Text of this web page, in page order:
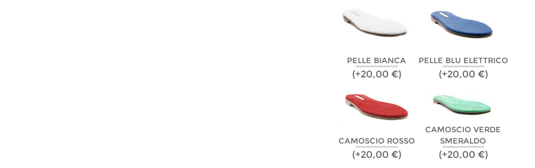
PELLE BIANCA
(+20,00 €)
PELLE BLU ELETTRICO
(+20,00 €)
CAMOSCIO ROSSO
(+20,00 €)
CAMOSCIO VERDE
SMERALDO
(+20,00 €)